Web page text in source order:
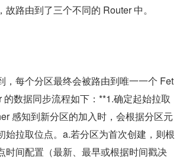
路由到了三个不同的 Router 中。
，每个分区最终会被路由到唯一一个 Fet
的数据同步流程如下：**1.确定起始拉取
感知到新分区的加入时，会根据分区元
始拉取位点。a.若分区为首次创建，则根
时间配置（最新、最早或根据时间戳决